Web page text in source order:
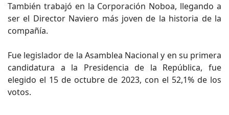
También trabajó en la Corporación Noboa, llegando a
ser el Director Naviero más joven de la historia de la
compañía.
Fue legislador de la Asamblea Nacional y en su primera
candidatura a la Presidencia de la República, fue
elegido el 15 de octubre de 2023, con el 52,1% de los
votos.